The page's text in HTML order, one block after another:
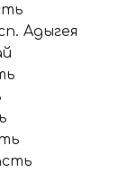
Адыгея